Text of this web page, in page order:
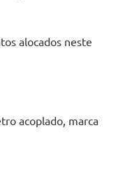
alocados neste
acoplado, marca